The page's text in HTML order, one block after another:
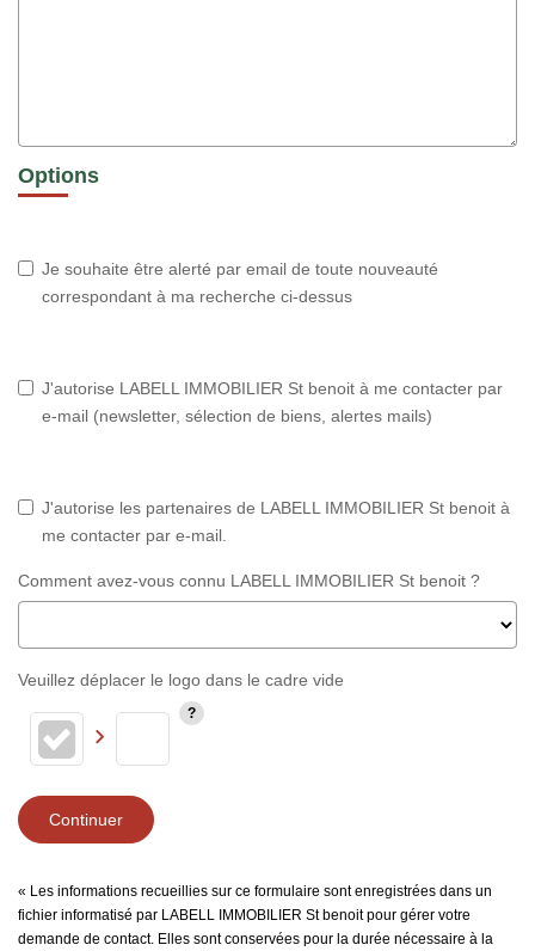
Options
Je souhaite être alerté par email de toute nouveauté
correspondant à ma recherche ci-dessus
J'autorise LABELL IMMOBILIER St benoit à me contacter par
e-mail (newsletter, sélection de biens, alertes mails)
J'autorise les partenaires de LABELL IMMOBILIER St benoit à
me contacter par e-mail.
Comment avez-vous connu LABELL IMMOBILIER St benoit ?
Veuillez déplacer le logo dans le cadre vide
Continuer
« Les informations recueillies sur ce formulaire sont enregistrées dans un
fichier informatisé par LABELL IMMOBILIER St benoit pour gérer votre
demande de contact. Elles sont conservées pour la durée nécessaire à la